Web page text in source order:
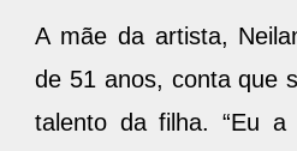
A mãe da artista,
de 51 anos, conta que
talento da filha. “Eu a